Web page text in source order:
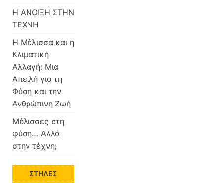
Η ΑΝΟΙΞΗ ΣΤΗΝ
ΤΕΧΝΗ
Η Μέλισσα και η
Κλιματική
Αλλαγή: Μια
Απειλή για τη
Φύση και την
Ανθρώπινη Ζωή
Μέλισσες στη
φύση… Αλλά
στην τέχνη;
ΣΤΉΛΕΣ